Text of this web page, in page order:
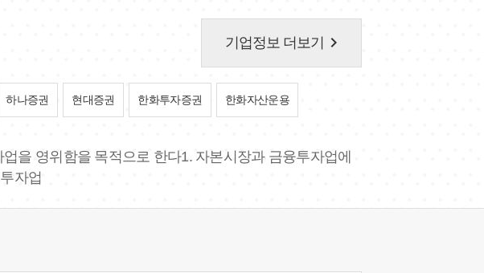
기업정보 더보기 keyboard_arrow_right
하나증권 현대증권 한화투자증권 한화자산운용
을 영위함을 목적으로 한다1. 자본시장과 금융투자업에
자업